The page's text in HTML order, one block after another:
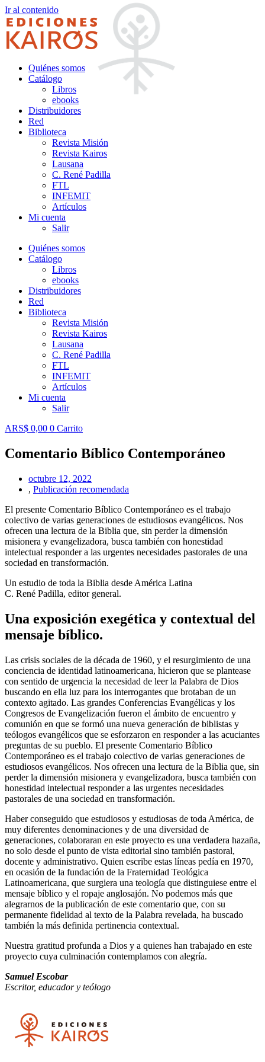
Ir al contenido
Quiénes somos
Catálogo
Libros
ebooks
Distribuidores
Red
Biblioteca
Revista Misión
Revista Kairos
Lausana
C. René Padilla
FTL
INFEMIT
Artículos
Mi cuenta
Salir
Quiénes somos
Catálogo
Libros
ebooks
Distribuidores
Red
Biblioteca
Revista Misión
Revista Kairos
Lausana
C. René Padilla
FTL
INFEMIT
Artículos
Mi cuenta
Salir
ARS$ 0,00 0 Carrito
Comentario Bíblico Contemporáneo
octubre 12, 2022
, Publicación recomendada
El presente Comentario Bíblico Contemporáneo es el trabajo
colectivo de varias generaciones de estudiosos evangélicos. Nos
ofrecen una lectura de la Biblia que, sin perder la dimensión
misionera y evangelizadora, busca también con honestidad
intelectual responder a las urgentes necesidades pastorales de una
sociedad en transformación.
Un estudio de toda la Biblia desde América Latina
C. René Padilla, editor general.
Una exposición exegética y contextual del
mensaje bíblico.
Las crisis sociales de la década de 1960, y el resurgimiento de una
conciencia de identidad latinoamericana, hicieron que se plantease
con sentido de urgencia la necesidad de leer la Palabra de Dios
buscando en ella luz para los interrogantes que brotaban de un
contexto agitado. Las grandes Conferencias Evangélicas y los
Congresos de Evangelización fueron el ámbito de encuentro y
comunión en que se formó una nueva generación de biblistas y
teólogos evangélicos que se esforzaron en responder a las acuciantes
preguntas de su pueblo. El presente Comentario Bíblico
Contemporáneo es el trabajo colectivo de varias generaciones de
estudiosos evangélicos. Nos ofrecen una lectura de la Biblia que, sin
perder la dimensión misionera y evangelizadora, busca también con
honestidad intelectual responder a las urgentes necesidades
pastorales de una sociedad en transformación.
Haber conseguido que estudiosos y estudiosas de toda América, de
muy diferentes denominaciones y de una diversidad de
generaciones, colaboraran en este proyecto es una verdadera hazaña,
no solo desde el punto de vista editorial sino también pastoral,
docente y administrativo. Quien escribe estas líneas pedía en 1970,
en ocasión de la fundación de la Fraternidad Teológica
Latinoamericana, que surgiera una teología que distinguiese entre el
mensaje bíblico y el ropaje anglosajón. No podemos más que
alegrarnos de la publicación de este comentario que, con su
permanente fidelidad al texto de la Palabra revelada, ha buscado
también la más definida pertinencia contextual.
Nuestra gratitud profunda a Dios y a quienes han trabajado en este
proyecto cuya culminación contemplamos con alegría.
Samuel Escobar
Escritor, educador y teólogo